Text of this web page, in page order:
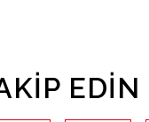
EDIN